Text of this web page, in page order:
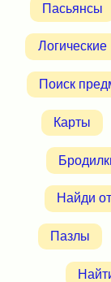
Пасьянсы
Логические
Поиск
Карты
Найди
Пазлы